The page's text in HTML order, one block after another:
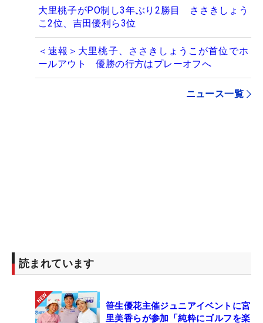
大里桃子がPO制し3年ぶり2勝目 ささきしょう
こ2位、吉田優利ら3位
＜速報＞大里桃子、ささきしょうこが首位でホ
ールアウト 優勝の行方はプレーオフへ
ニュース一覧
読まれています
笹生優花主催ジュニアイベントに宮
里美香らが参加「純粋にゴルフを楽